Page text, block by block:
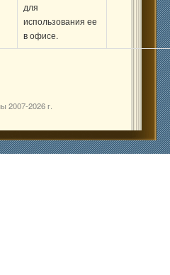
для
использования ее
в офисе.
2007-2026 г.